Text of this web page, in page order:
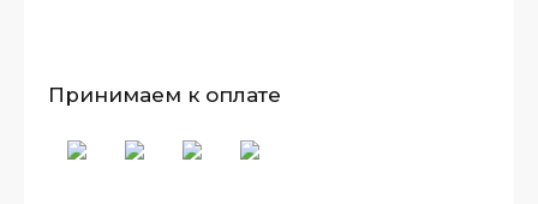
Принимаем к оплате